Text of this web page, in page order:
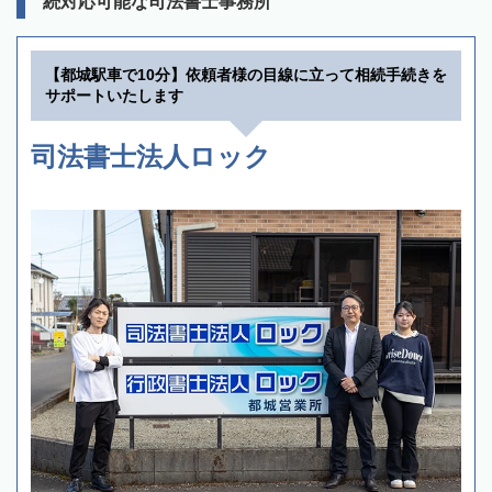
【都城駅車で10分】依頼者様の目線に立って相続手続きを
サポートいたします
司法書士法人ロック